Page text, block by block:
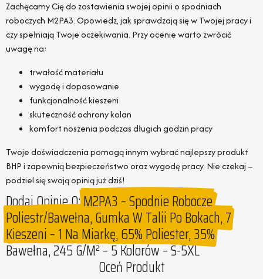
Zachęcamy Cię do zostawienia swojej opinii o spodniach
roboczych M2PA3. Opowiedz, jak sprawdzają się w Twojej pracy i
czy spełniają Twoje oczekiwania. Przy ocenie warto zwrócić
uwagę na:
trwałość materiału
wygodę i dopasowanie
funkcjonalność kieszeni
skuteczność ochrony kolan
komfort noszenia podczas długich godzin pracy
Twoje doświadczenia pomogą innym wybrać najlepszy produkt
BHP i zapewnią bezpieczeństwo oraz wygodę pracy. Nie czekaj –
podziel się swoją opinią już dziś!
Dodaj Opinie O:M2PA3 – Spodnie Robocze
Poliestr/bawełna, Gumka W Talii Po Bokach, 7
Kieszeni – 1 Na Miarkę, 65% Poliester, 35%
Bawełna, 245 G/m² – 5 Kolorów – S-5XL
Oceń Produkt